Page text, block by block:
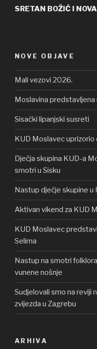
objava
SRETAN BOŽIĆ I
NOVE OBJAVE
Mali vezovi 2026.
Moslavina predstavljena
Sisački lipanjski susreti
KUD Moslavec
Dječja skupina KUD-a
smotri u Sisku
Nastup dječje skupine u
Aktivan vikend za KUD
KUD Moslavec
Selima
Nastup na smotri
vunene nošnje
Sudjelovali smo na reviji
zvijezda u Zagrebu
ARHIVA